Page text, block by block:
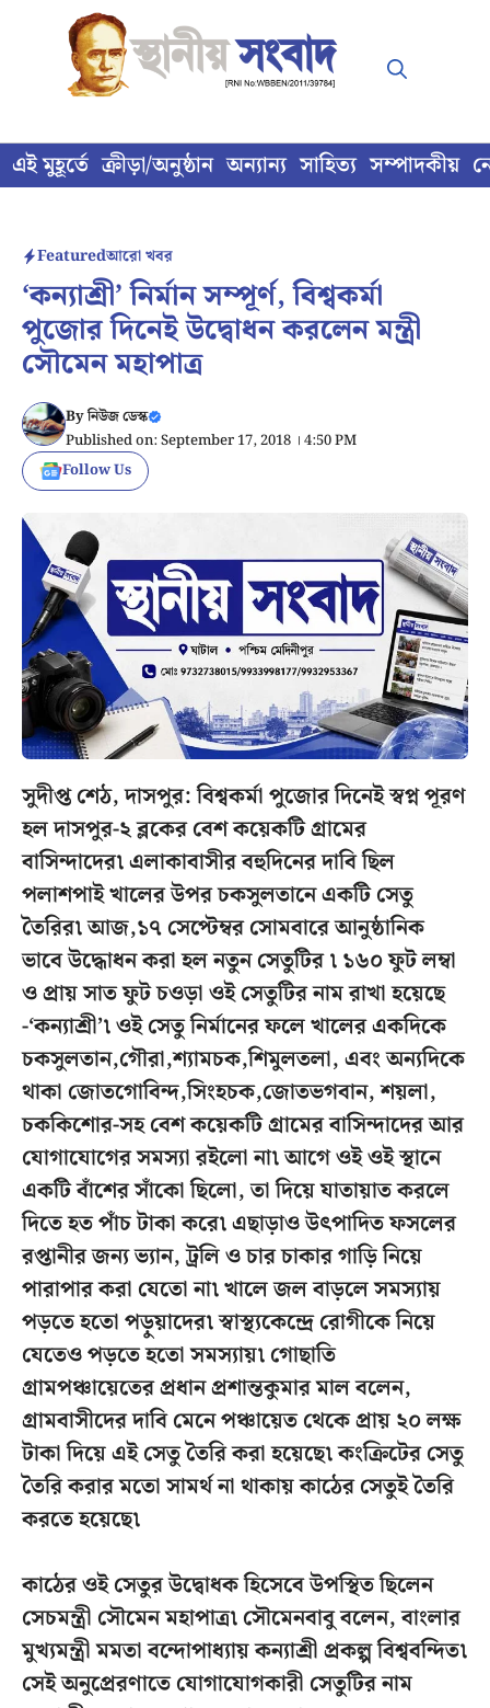
content
এই মুহূর্তে ক্রীড়া/অনুষ্ঠান অন্যান্য সাহিত্য সম্পাদকীয়
Featuredআরো খবর
‘কন্যাশ্রী’ নির্মান সম্পূর্ণ, বিশ্বকর্মা
পুজোর দিনেই উদ্বোধন করলেন মন্ত্রী
সৌমেন মহাপাত্র
Byনিউজ ডেস্ক
Published on: September 17, 2018 । 4:50 PM
Follow Us
সুদীপ্ত শেঠ, দাসপুর: বিশ্বকর্মা পুজোর দিনেই স্বপ্ন পূরণ
হল দাসপুর-২ ব্লকের বেশ কয়েকটি গ্রামের
বাসিন্দাদের৷ এলাকাবাসীর বহুদিনের দাবি ছিল
পলাশপাই খালের উপর চকসুলতানে একটি সেতু
তৈরির৷ আজ,১৭ সেপ্টেম্বর সোমবারে আনুষ্ঠানিক
ভাবে উদ্ধোধন করা হল নতুন সেতুটির ৷ ১৬০ ফুট লম্বা
ও প্রায় সাত ফুট চওড়া ওই সেতুটির নাম রাখা হয়েছে
-‘কন্যাশ্রী’৷ ওই সেতু নির্মানের ফলে খালের একদিকে
চকসুলতান,গৌরা,শ্যামচক,শিমুলতলা, এবং অন্যদিকে
থাকা জোতগোবিন্দ,সিংহচক,জোতভগবান, শয়লা,
চককিশোর-সহ বেশ কয়েকটি গ্রামের বাসিন্দাদের আর
যোগাযোগের সমস্যা রইলো না৷ আগে ওই ওই স্থানে
একটি বাঁশের সাঁকো ছিলো, তা দিয়ে যাতায়াত করলে
দিতে হত পাঁচ টাকা করে৷ এছাড়াও উৎপাদিত ফসলের
রপ্তানীর জন্য ভ্যান, ট্রলি ও চার চাকার গাড়ি নিয়ে
পারাপার করা যেতো না৷ খালে জল বাড়লে সমস্যায়
পড়তে হতো পড়ুয়াদের৷ স্বাস্থ্যকেন্দ্রে রোগীকে নিয়ে
যেতেও পড়তে হতো সমস্যায়৷ গোছাতি
গ্রামপঞ্চায়েতের প্রধান প্রশান্তকুমার মাল বলেন,
গ্রামবাসীদের দাবি মেনে পঞ্চায়েত থেকে প্রায় ২০ লক্ষ
টাকা দিয়ে এই সেতু তৈরি করা হয়েছে৷ কংক্রিটের সেতু
তৈরি করার মতো সামর্থ না থাকায় কাঠের সেতুই তৈরি
করতে হয়েছে৷
কাঠের ওই সেতুর উদ্বোধক হিসেবে উপস্থিত ছিলেন
সেচমন্ত্রী সৌমেন মহাপাত্র৷ সৌমেনবাবু বলেন, বাংলার
মুখ্যমন্ত্রী মমতা বন্দোপাধ্যায় কন্যাশ্রী প্রকল্প বিশ্ববন্দিত৷
সেই অনুপ্রেরণাতে যোগাযোগকারী সেতুটির নাম